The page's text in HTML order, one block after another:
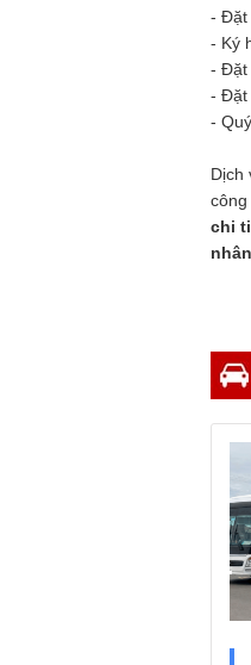
- Đặt
- Ký
- Đặt
- Đặt
-
Dịch
công
chi